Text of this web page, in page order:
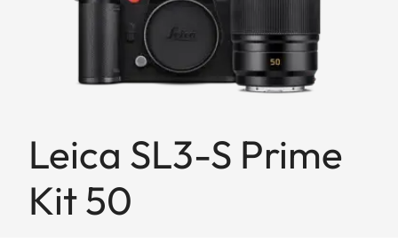
Leica SL3-S Prime
Kit 50